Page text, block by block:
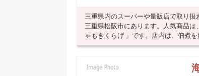
三重県内のスーパーや量販店で取り扱
三重県松阪市にあります。人気商品
ゃもきくらげ 」です。店内は、佃煮